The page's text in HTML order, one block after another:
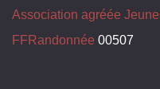
Association agréée
FFRandonnée 00507